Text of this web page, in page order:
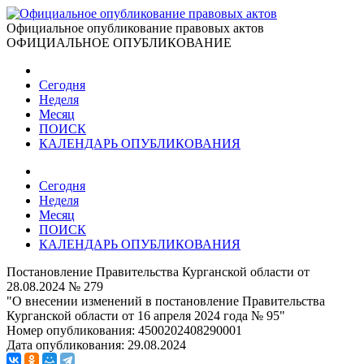
Официальное опубликование правовых актов
ОФИЦИАЛЬНОЕ ОПУБЛИКОВАНИЕ
Сегодня
Неделя
Месяц
ПОИСК
КАЛЕНДАРЬ ОПУБЛИКОВАНИЯ
Сегодня
Неделя
Месяц
ПОИСК
КАЛЕНДАРЬ ОПУБЛИКОВАНИЯ
Постановление Правительства Курганской области от
28.08.2024 № 279
"О внесении изменений в постановление Правительства
Курганской области от 16 апреля 2024 года № 95"
Номер опубликования: 4500202408290001
Дата опубликования: 29.08.2024